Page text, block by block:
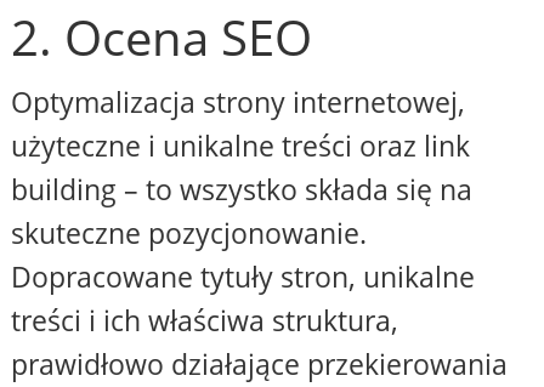
2. Ocena SEO
Optymalizacja strony internetowej,
użyteczne i unikalne treści oraz link
building – to wszystko składa się na
skuteczne pozycjonowanie.
Dopracowane tytuły stron, unikalne
treści i ich właściwa struktura,
prawidłowo działające przekierowania